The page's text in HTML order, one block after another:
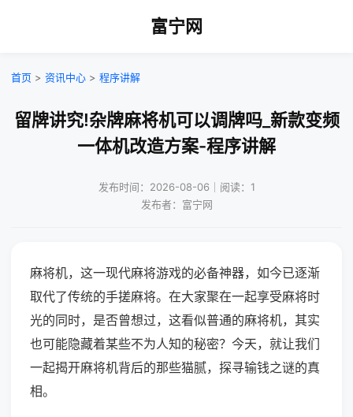
富宁网
首页 > 资讯中心 > 程序讲解
留牌讲究!杂牌麻将机可以调牌吗_新款变频
一体机改造方案-程序讲解
发布时间：2026-08-06｜阅读：1
发布者：富宁网
麻将机，这一现代麻将游戏的必备神器，如今已逐渐
取代了传统的手搓麻将。在大家聚在一起享受麻将时
光的同时，是否曾想过，这看似普通的麻将机，其实
也可能隐藏着某些不为人知的秘密？今天，就让我们
一起揭开麻将机背后的那些猫腻，探寻输钱之谜的真
相。